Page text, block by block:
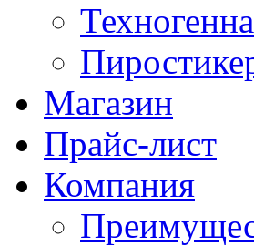
Магазин
Прайс-лист
Компания